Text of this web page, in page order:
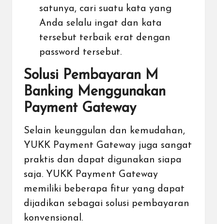
satunya, cari suatu kata yang
Anda selalu ingat dan kata
tersebut terbaik erat dengan
password tersebut.
Solusi Pembayaran M
Banking Menggunakan
Payment Gateway
Selain keunggulan dan kemudahan,
YUKK Payment Gateway juga sangat
praktis dan dapat digunakan siapa
saja. YUKK Payment Gateway
memiliki beberapa fitur yang dapat
dijadikan sebagai solusi pembayaran
konvensional.